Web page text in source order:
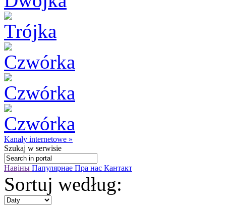
Kanały internetowe »
Szukaj w serwisie
Навіны Папулярнае Пра нас Кантакт
Sortuj według: